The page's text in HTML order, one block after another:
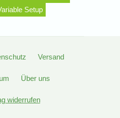
Setup
Versand
Über uns
widerrufen